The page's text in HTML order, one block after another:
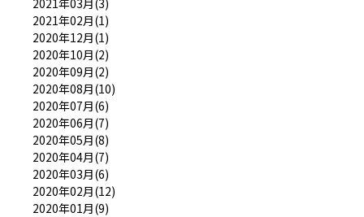
2021年02月(1)
2020年12月(1)
2020年10月(2)
2020年09月(2)
2020年08月(10)
2020年07月(6)
2020年06月(7)
2020年05月(8)
2020年04月(7)
2020年03月(6)
2020年02月(12)
2020年01月(9)